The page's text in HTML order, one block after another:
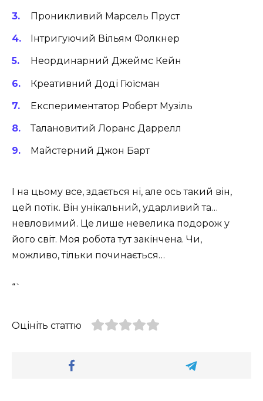
Проникливий Марсель Пруст
Інтригуючий Вільям Фолкнер
Неординарний Джеймс Кейн
Креативний Доді Гюїсман
Експериментатор Роберт Музіль
Талановитий Лоранс Даррелл
Майстерний Джон Барт
І на цьому все, здається ні, але ось такий він,
цей потік. Він унікальний, ударливий та…
невловимий. Це лише невелика подорож у
його світ. Моя робота тут закінчена. Чи,
можливо, тільки починається…
“`
Оцініть статтю